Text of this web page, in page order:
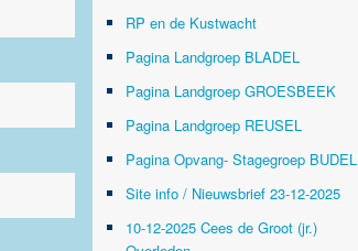
RP en de Kustwacht
Pagina Landgroep BLADEL
Pagina Landgroep GROESBEEK
Pagina Landgroep REUSEL
Pagina Opvang- Stagegroep BUDEL
Site info / Nieuwsbrief 23-12-2025
10-12-2025 Cees de Groot (jr.)